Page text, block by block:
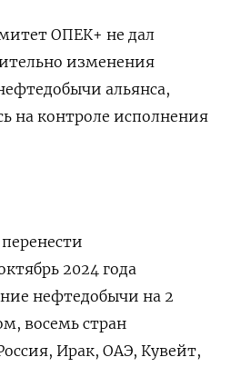
ОПЕК+ не дал
изменения
альянса,
на контроле исполнения
2024 года
нефтедобычи на 2
восемь стран
Ирак, ОАЭ, Кувейт,